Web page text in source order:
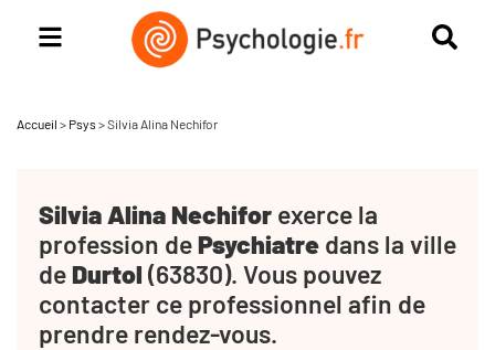
Accueil > Psys >Silvia Alina Nechifor
Silvia Alina Nechifor exerce la
profession dePsychiatre dans la ville
de Durtol (63830). Vous pouvez
contacter ce professionnel afin de
prendre rendez-vous.